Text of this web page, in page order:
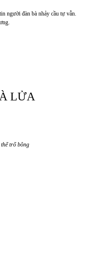
người đàn bà nhảy cầu tự vẫn.
LỬA
trổ bông